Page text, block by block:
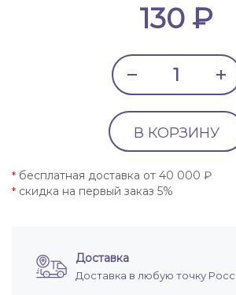
130 ₽
В КОРЗИНУ
* бесплатная доставка от 40 000 ₽
* скидка на первый заказ 5%
Доставка
Доставка в любую точку